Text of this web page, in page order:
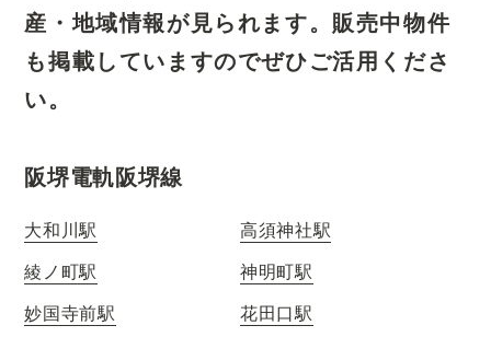
産・地域情報が見られます。 販売中物件
も掲載していますのでぜひご活用くださ
い。
阪堺電軌阪堺線
大和川駅
高須神社駅
綾ノ町駅
神明町駅
妙国寺前駅
花田口駅